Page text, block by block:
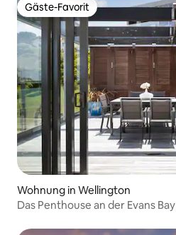
Gäste-Favorit
Gäste-Favorit
Wohnung in Wellington
Das Penthouse an der Evans Bay